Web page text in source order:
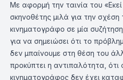
Με αφορμή την ταινία του
σκηνοθέτης μιλά για την σχέση
κινηματογράφο σε μία
για να σημειώσει ότι το
δεν μπαίνουμε στη θέση του
προκύπτει η αντιπαλότητα, ότι
κινηματογράφος δεν έχει